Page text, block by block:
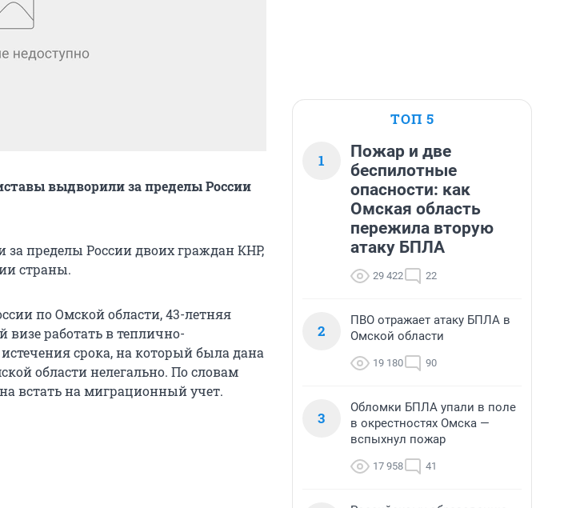
выдворили за пределы России
пределы России двоих граждан КНР,
страны.
по Омской области, 43-летняя
визе работать в теплично-
срока, на который была дана
области нелегально. По словам
встать на миграционный учет.
ТОП 5
1
Пожар и две
беспилотные
опасности: как
Омская область
пережила вторую
атаку БПЛА
29 422 22
2
ПВО отражает атаку БПЛА в
Омской области
19 180 90
3
Обломки БПЛА упали в поле
в окрестностях Омска —
вспыхнул пожар
17 958 41